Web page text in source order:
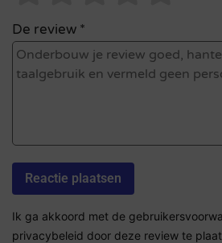
De review *
Ik ga akkoord met de
privacybeleid door deze review te